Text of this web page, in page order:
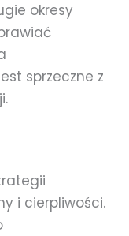
okresy
sprzeczne z
i cierpliwości.